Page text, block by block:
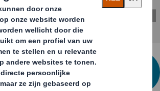
OP VOOR MEER
INFORMATIE